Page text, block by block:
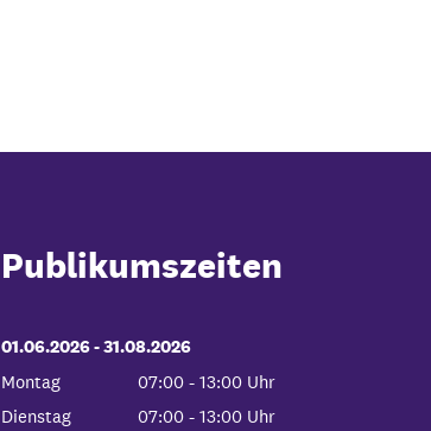
Publikumszeiten
01.06.2026-bis
31.08.2026
Montag
07:00 - 13:00 Uhr
Von 07:00 bis 13:00 Uhr
Dienstag 07:00 - 13:00 Uhr